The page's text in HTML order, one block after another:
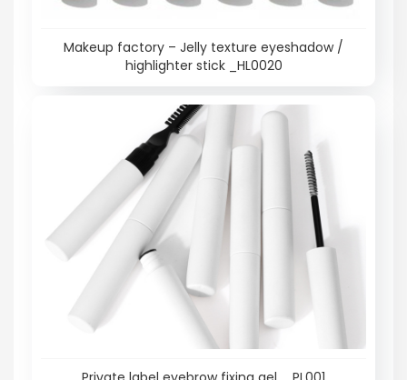
Makeup factory – Jelly texture eyeshadow /
highlighter stick _HL0020